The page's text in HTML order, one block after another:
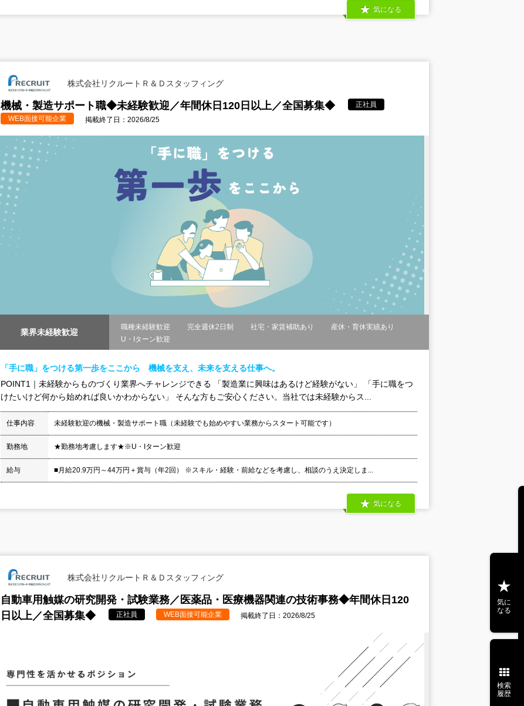
気になる
株式会社リクルートＲ＆Ｄスタッフィング
機械・製造サポート職◆未経験歓迎／年間休日120日以上／全国募集◆
正社員
WEB面接可能企業
掲載終了日：2026/8/25
業界未経験歓迎
職種未経験歓迎 完全週休2日制 社宅・家賃補助あり
産休・育休実績あり
U・Iターン歓迎
「手に職」をつける第一歩をここから 機械を支え、未来を支える仕事へ。
POINT1｜未経験からものづくり業界へチャレンジできる 「製造業に興味はあるけど経験がない」 「手に職をつ
けたいけど何から始めれば良いかわからない」 そんな方もご安心ください。当社では未経験からス...
仕事内容 未経験歓迎の機械・製造サポート職（未経験でも始めやすい業務からスタート可能です）
勤務地 ★勤務地考慮します★※U・Iターン歓迎
給与 ■月給20.9万円～44万円＋賞与（年2回） ※スキル・経験・前給などを考慮し、相談のうえ決定しま...
気になる
株式会社リクルートＲ＆Ｄスタッフィング
自動車用触媒の研究開発・試験業務／医薬品・医療機器関連の技術事務◆年間休日120
日以上／全国募集◆
正社員 WEB面接可能企業 掲載終了日：2026/8/25
気に
なる
検索
履歴